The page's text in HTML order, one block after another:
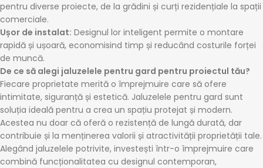
pentru diverse proiecte, de la grădini și curți rezidențiale la spații
comerciale.
Ușor de instalat: Designul lor inteligent permite o montare
rapidă și ușoară, economisind timp și reducând costurile forței
de muncă.
De ce să alegi jaluzelele pentru gard pentru proiectul tău?
Fiecare proprietate merită o împrejmuire care să ofere
intimitate, siguranță și estetică. Jaluzelele pentru gard sunt
soluția ideală pentru a crea un spațiu protejat și modern.
Acestea nu doar că oferă o rezistență de lungă durată, dar
contribuie și la menținerea valorii și atractivității proprietății tale.
Alegând jaluzelele potrivite, investești într-o împrejmuire care
combină funcționalitatea cu designul contemporan,